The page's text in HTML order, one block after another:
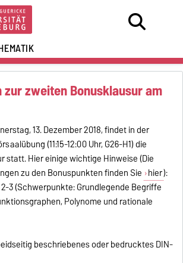
zweiten Bonusklausur am
13. Dezember 2018, findet in der
(11:15-12:00 Uhr, G26-H1) die
statt. Hier einige wichtige Hinweise (Die
zu den Bonuspunkten finden Sie hier):
3 (Schwerpunkte: Grundlegende Begriffe
Polynome und rationale
beschriebenes oder bedrucktes DIN-